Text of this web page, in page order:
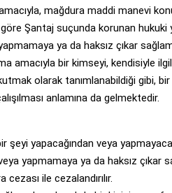
mağdura maddi manevi
göre Şantaj suçunda korunan
ya da haksız çıkar
amacıyla bir kimseyi, kendisiyle
olarak tanımlanabildiği gibi,
anlamına da gelmektedir.
yapacağından veya
yapmamaya ya da haksız çıkar
ile cezalandırılır.